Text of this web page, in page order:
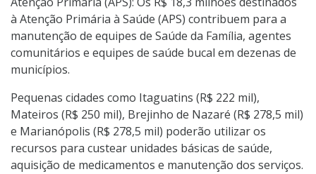
à Atenção Primária à Saúde (APS) contribuem para a
manutenção de equipes de Saúde da Família, agentes
comunitários e equipes de saúde bucal em dezenas de
municípios.
Pequenas cidades como Itaguatins (R$ 222 mil),
Mateiros (R$ 250 mil), Brejinho de Nazaré (R$ 278,5 mil)
e Marianópolis (R$ 278,5 mil) poderão utilizar os
recursos para custear unidades básicas de saúde,
aquisição de medicamentos e manutenção dos serviços.